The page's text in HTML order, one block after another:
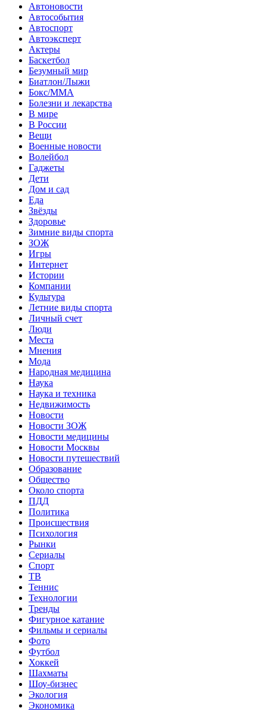
Автоновости
Автособытия
Автоспорт
Автоэксперт
Актеры
Баскетбол
Безумный мир
Биатлон/Лыжи
Бокс/MMA
Болезни и лекарства
В мире
В России
Вещи
Военные новости
Волейбол
Гаджеты
Дети
Дом и сад
Еда
Звёзды
Здоровье
Зимние виды спорта
ЗОЖ
Игры
Интернет
Истории
Компании
Культура
Летние виды спорта
Личный счет
Люди
Места
Мнения
Мода
Народная медицина
Наука
Наука и техника
Недвижимость
Новости
Новости ЗОЖ
Новости медицины
Новости Москвы
Новости путешествий
Образование
Общество
Около спорта
ПДД
Политика
Происшествия
Психология
Рынки
Сериалы
Спорт
ТВ
Теннис
Технологии
Тренды
Фигурное катание
Фильмы и сериалы
Фото
Футбол
Хоккей
Шахматы
Шоу-бизнес
Экология
Экономика